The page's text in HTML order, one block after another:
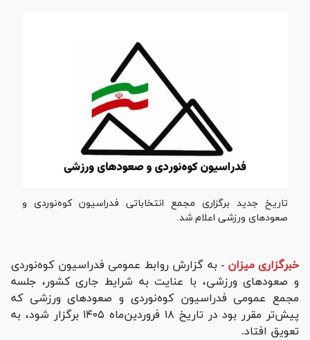
تاریخ جدید برگزاری مجمع انتخاباتی فدراسیون کوه‌نوردی و
صعود‌های ورزشی اعلام شد.
خبرگزاری میزان - به گزارش روابط عمومی فدراسیون کوه‌نوردی
و صعود‌های ورزشی، با عنایت به شرایط جاری کشور، جلسه
مجمع عمومی فدراسیون کوه‌نوردی و صعود‌های ورزشی که
پیش‌تر مقرر بود در تاریخ ۱۸ فروردین‌ماه ۱۴۰۵ برگزار شود، به
تعویق افتاد.